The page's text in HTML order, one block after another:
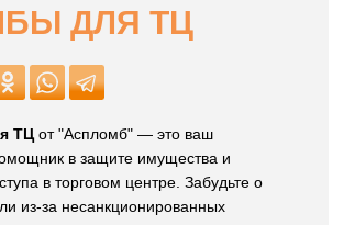
ДЛЯ ТЦ
ТЦот "Аспломб" — это ваш
в защите имущества и
в торговом центре. Забудьте о
из-за несанкционированных